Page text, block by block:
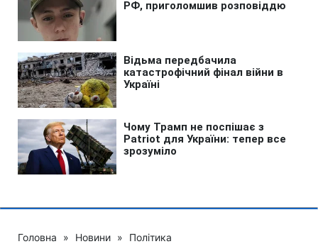
Головна » Новини » Політика